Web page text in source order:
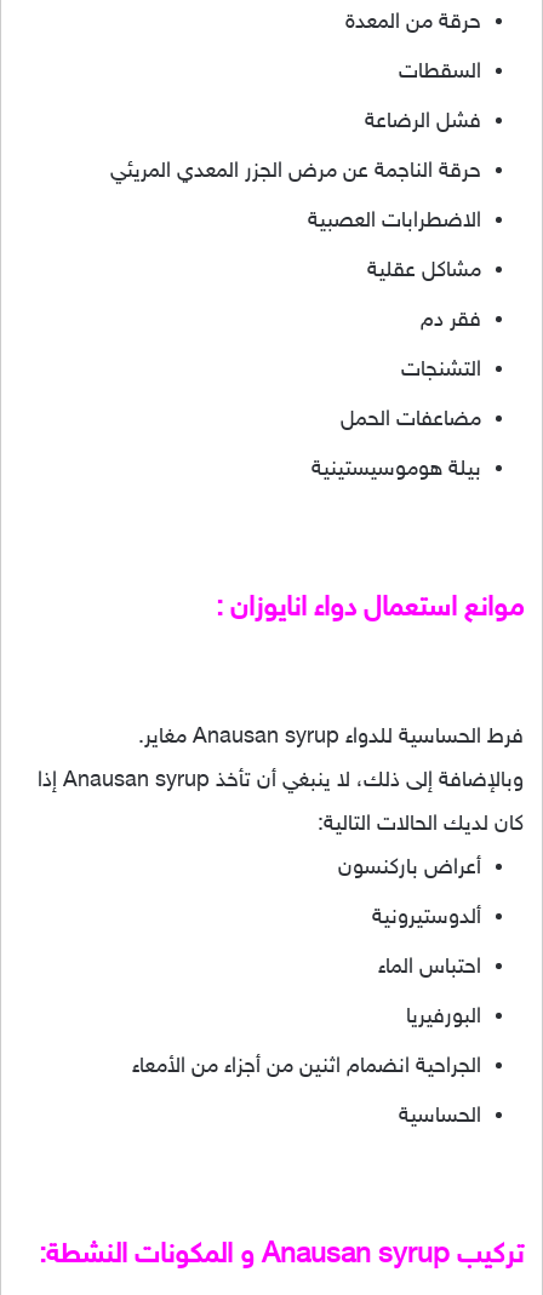
حرقة من المعدة
السقطات
فشل الرضاعة
حرقة الناجمة عن مرض الجزر المعدي المريئي
الاضطرابات العصبية
مشاكل عقلية
فقر دم
التشنجات
مضاعفات الحمل
بيلة هوموسيستينية
موانع استعمال دواء انايوزان :
فرط الحساسية للدواء Anausan syrup مغاير.
وبالإضافة إلى ذلك، لا ينبغي أن تأخذ Anausan syrup إذا
كان لديك الحالات التالية:
أعراض باركنسون
ألدوستيرونية
احتباس الماء
البورفيريا
الجراحية انضمام اثنين من أجزاء من الأمعاء
الحساسية
تركيب Anausan syrup و المكونات النشطة: